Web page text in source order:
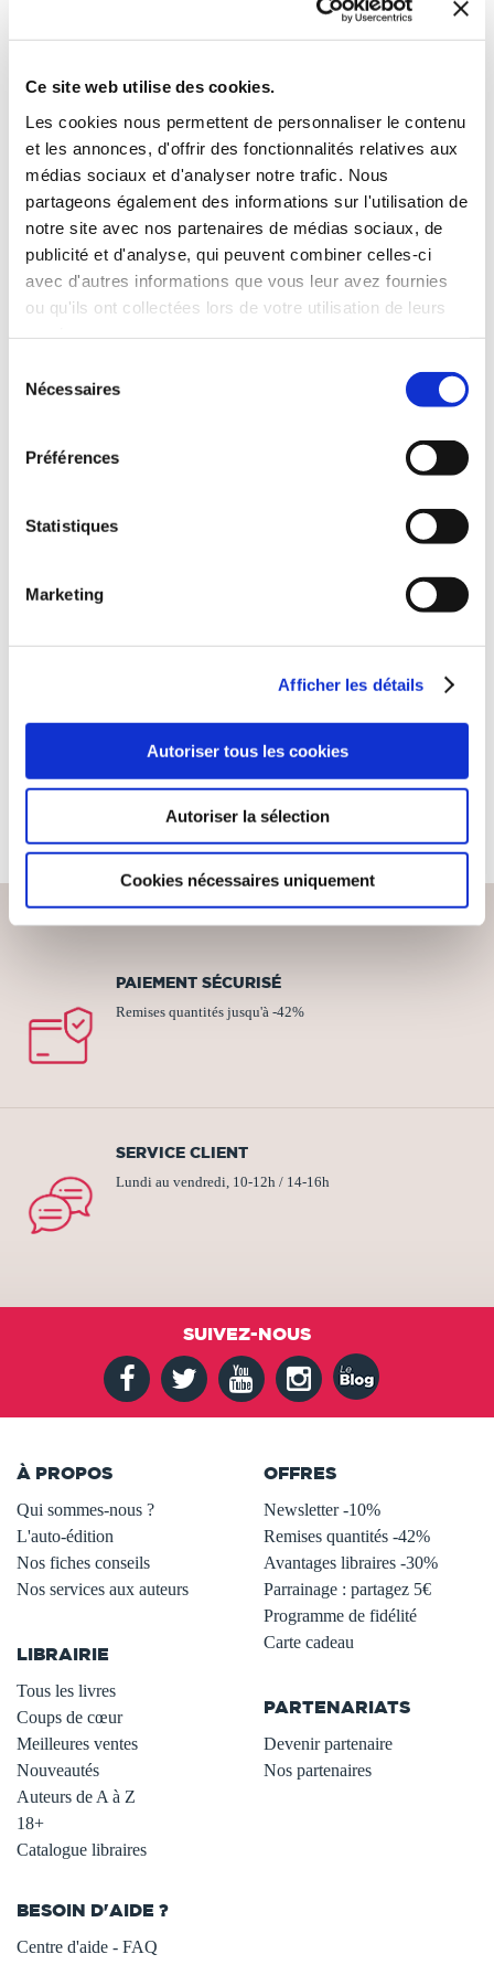
Ce site web utilise des cookies.
Les cookies nous permettent de personnaliser le contenu
et les annonces, d'offrir des fonctionnalités relatives aux
médias sociaux et d'analyser notre trafic. Nous
partageons également des informations sur l'utilisation de
notre site avec nos partenaires de médias sociaux, de
publicité et d'analyse, qui peuvent combiner celles-ci
avec d'autres informations que vous leur avez fournies
ou qu'ils ont collectées lors de votre utilisation de leurs
Nécessaires
Préférences
Statistiques
Marketing
Afficher les détails
Autoriser tous les cookies
Autoriser la sélection
Cookies nécessaires uniquement
Fantastique
14€00
Marc Brucker
Science-fiction
14€00
Coup de
Marc BRUCKER
10€00
PAIEMENT SÉCURISÉ
Remises quantités jusqu'à -42%
SERVICE CLIENT
Lundi au vendredi, 10-12h / 14-16h
SUIVEZ-NOUS
À PROPOS
Qui sommes-nous ?
L'auto-édition
Nos fiches conseils
Nos services aux auteurs
LIBRAIRIE
Tous les livres
Coups de cœur
Meilleures ventes
Nouveautés
Auteurs de A à Z
18+
Catalogue libraires
OFFRES
Newsletter -10%
Remises quantités -42%
Avantages libraires -30%
Parrainage : partagez 5€
Programme de fidélité
Carte cadeau
PARTENARIATS
Devenir partenaire
Nos partenaires
BESOIN D'AIDE ?
Centre d'aide - FAQ